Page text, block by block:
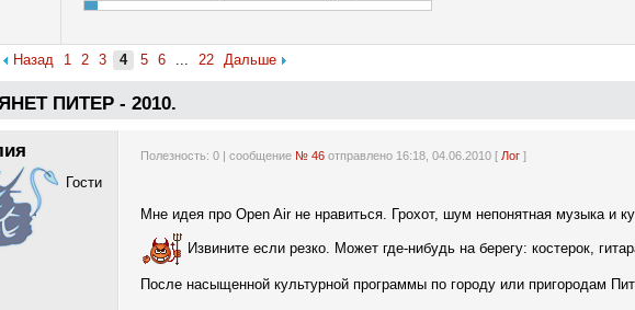
Назад 1 2 3 4 5 6 ... 22 Дальше
ПИТЕР - 2010.
Гости
Полезность: 0| сообщение № 46отправлено 16:18, 04.06.2010 [ Лог]
Мне идея про Open Air не нравиться. Грохот, шум непонятная музыка и
Извините если резко. Может где-нибудь на берегу: костерок,
После насыщенной культурной программы по городу или пригородам